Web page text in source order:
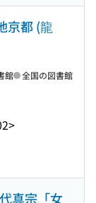
京都 (龍
館 全国の図書館
真宗「女